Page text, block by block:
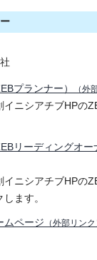
プランナー） （外
イニシアチブHPの
リーディングオー
ニシアチブHPの
ます。
ムページ （外部リンク